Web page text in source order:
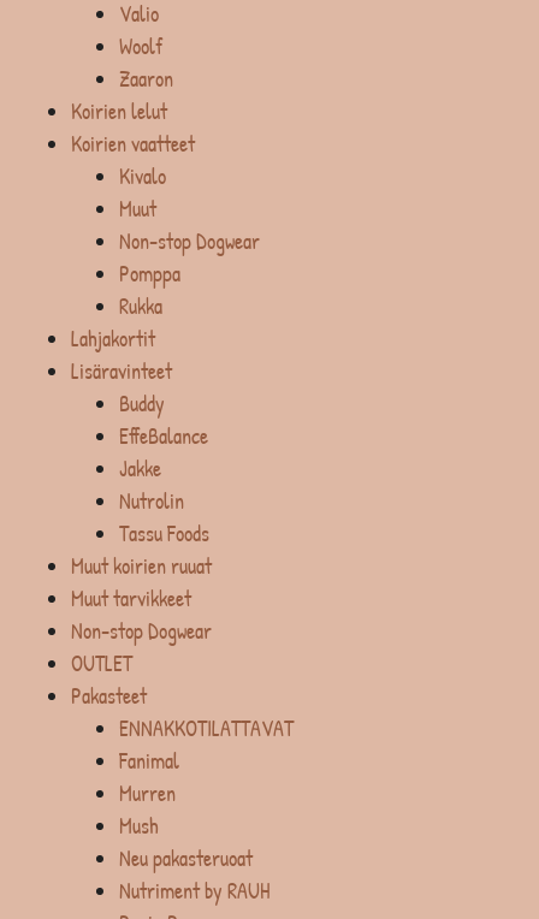
Valio
Woolf
Zaaron
Koirien lelut
Koirien vaatteet
Kivalo
Muut
Non-stop Dogwear
Pomppa
Rukka
Lahjakortit
Lisäravinteet
Buddy
EffeBalance
Jakke
Nutrolin
Tassu Foods
Muut koirien ruuat
Muut tarvikkeet
Non-stop Dogwear
OUTLET
Pakasteet
ENNAKKOTILATTAVAT
Fanimal
Murren
Mush
Neu pakasteruoat
Nutriment by RAUH